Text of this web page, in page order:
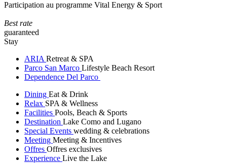
Participation au programme Vital Energy & Sport
Best rate
guaranteed
Stay
ARIA Retreat & SPA
Parco San Marco Lifestyle Beach Resort
Dependence Del Parco
Dining Eat & Drink
Relax SPA & Wellness
Facilities Pools, Beach & Sports
Destination Lake Como and Lugano
Special Events wedding & celebrations
Meeting Meeting & Incentives
Offres Offres exclusives
Experience Live the Lake